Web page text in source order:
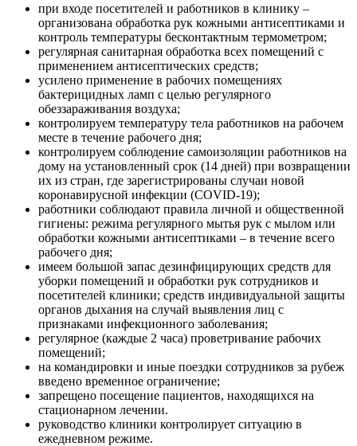
при входе посетителей и работников в клинику –
организована обработка рук кожными антисептиками и
контроль температуры бесконтактным термометром;
регулярная санитарная обработка всех помещений с
применением антисептических средств;
усилено применение в рабочих помещениях
бактерицидных ламп с целью регулярного
обеззараживания воздуха;
контролируем температуру тела работников на рабочем
месте в течение рабочего дня;
контролируем соблюдение самоизоляции работников на
дому на установленный срок (14 дней) при возвращении
их из стран, где зарегистрированы случаи новой
коронавирусной инфекции (COVID-19);
работники соблюдают правила личной и общественной
гигиены: режима регулярного мытья рук с мылом или
обработки кожными антисептиками – в течение всего
рабочего дня;
имеем большой запас дезинфицирующих средств для
уборки помещений и обработки рук сотрудников и
посетителей клиники; средств индивидуальной защиты
органов дыхания на случай выявления лиц с
признаками инфекционного заболевания;
регулярное (каждые 2 часа) проветривание рабочих
помещений;
на командировки и иные поездки сотрудников за рубеж
введено временное ограничение;
запрещено посещение пациентов, находящихся на
стационарном лечении.
руководство клиники контролирует ситуацию в
ежедневном режиме.